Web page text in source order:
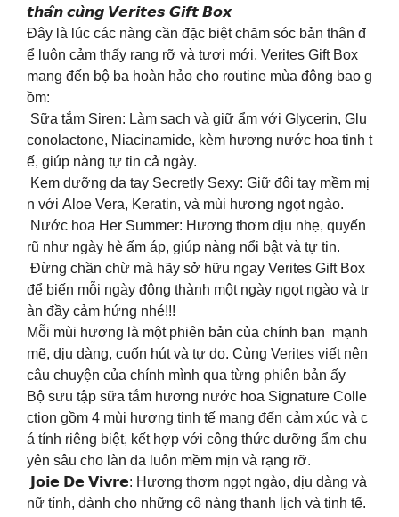
𝙩𝙝𝙖̂𝙣 𝙘𝙪̀𝙣𝙜 𝙑𝙚𝙧𝙞𝙩𝙚𝙨 𝙂𝙞𝙛𝙩 𝘽𝙤𝙭
Đây là lúc các nàng cần đặc biệt chăm sóc bản thân đ
ể luôn cảm thấy rạng rỡ và tươi mới. Verites Gift Box
mang đến bộ ba hoàn hảo cho routine mùa đông bao g
ồm:
Sữa tắm Siren: Làm sạch và giữ ẩm với Glycerin, Glu
conolactone, Niacinamide, kèm hương nước hoa tinh t
ế, giúp nàng tự tin cả ngày.
Kem dưỡng da tay Secretly Sexy: Giữ đôi tay mềm mị
n với Aloe Vera, Keratin, và mùi hương ngọt ngào.
Nước hoa Her Summer: Hương thơm dịu nhẹ, quyến
rũ như ngày hè ấm áp, giúp nàng nổi bật và tự tin.
Đừng chần chừ mà hãy sở hữu ngay Verites Gift Box
để biến mỗi ngày đông thành một ngày ngọt ngào và tr
àn đầy cảm hứng nhé!!!
Mỗi mùi hương là một phiên bản của chính bạn mạnh
mẽ, dịu dàng, cuốn hút và tự do. Cùng Verites viết nên
câu chuyện của chính mình qua từng phiên bản ấy
Bộ sưu tập sữa tắm hương nước hoa Signature Colle
ction gồm 4 mùi hương tinh tế mang đến cảm xúc và c
á tính riêng biệt, kết hợp với công thức dưỡng ẩm chu
yên sâu cho làn da luôn mềm mịn và rạng rỡ.
𝗝𝗼𝗶𝗲 𝗗𝗲 𝗩𝗶𝘃𝗿𝗲: Hương thơm ngọt ngào, dịu dàng và
nữ tính, dành cho những cô nàng thanh lịch và tinh tế.